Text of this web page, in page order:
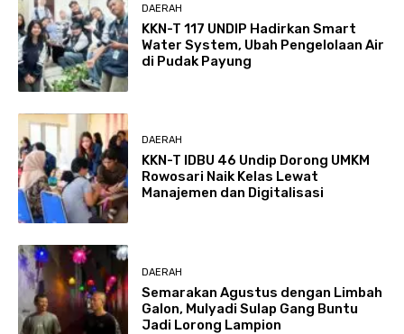
DAERAH
KKN-T 117 UNDIP Hadirkan Smart
Water System, Ubah Pengelolaan Air
di Pudak Payung
DAERAH
KKN-T IDBU 46 Undip Dorong UMKM
Rowosari Naik Kelas Lewat
Manajemen dan Digitalisasi
DAERAH
Semarakan Agustus dengan Limbah
Galon, Mulyadi Sulap Gang Buntu
Jadi Lorong Lampion